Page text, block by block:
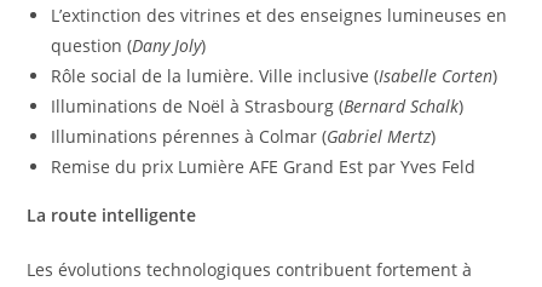
L’extinction des vitrines et des enseignes lumineuses en
question (Dany Joly)
Rôle social de la lumière. Ville inclusive (Isabelle Corten)
Illuminations de Noël à Strasbourg (Bernard Schalk)
Illuminations pérennes à Colmar (Gabriel Mertz)
Remise du prix Lumière AFE Grand Est par Yves Feld
La route intelligente
Les évolutions technologiques contribuent fortement à